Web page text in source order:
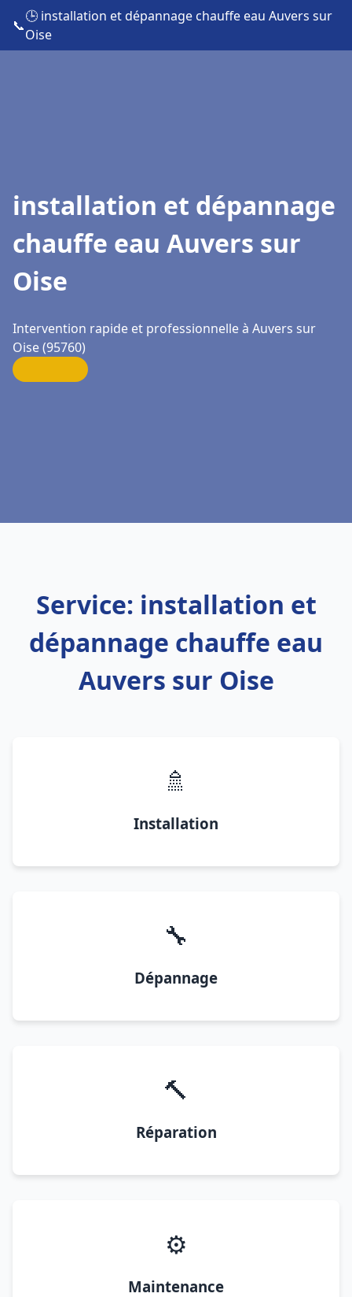
📞
🕒 installation et dépannage chauffe eau Auvers sur
Oise
installation et dépannage
chauffe eau Auvers sur
Oise
Intervention rapide et professionnelle à Auvers sur
Oise (95760)
Service: installation et
dépannage chauffe eau
Auvers sur Oise
🚿
Installation
🔧
Dépannage
🔨
Réparation
⚙️
Maintenance